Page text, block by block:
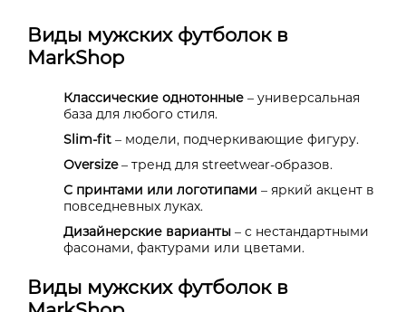
Виды мужских футболок в
MarkShop
Классические однотонные – универсальная
база для любого стиля.
Slim-fit – модели, подчеркивающие фигуру.
Oversize– тренд для streetwear-образов.
С принтами или логотипами – яркий акцент в
повседневных луках.
Дизайнерские варианты – с нестандартными
фасонами, фактурами или цветами.
Виды мужских футболок в